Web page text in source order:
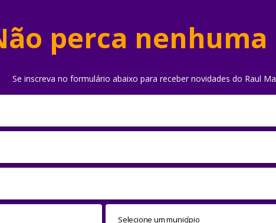
perca
Se inscreva no formulário abaixo para receber novidades do Raul